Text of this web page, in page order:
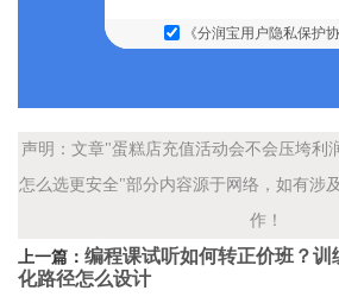
《分润宝用户隐私保护协
声明：文章"蛋糕店充值活动会不会压垮利
怎么选更安全"部分内容源于网络，如有涉
作！
上一篇： 编程课试听如何转正价班？训
化路径怎么设计